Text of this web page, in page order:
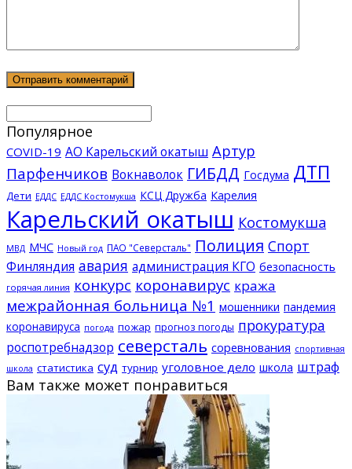
Популярное
COVID-19 АО Карельский окатыш Артур
Парфенчиков Вокнаволок ГИБДД Госдума ДТП
Дети ЕДДС ЕДДС Костомукша КСЦ Дружба Карелия
Карельский окатыш Костомукша
МВД МЧС Новый год ПАО "Северсталь" Полиция Спорт
Финляндия авария администрация КГО безопасность
горячая линия конкурс коронавирус кража
межрайонная больница №1 мошенники пандемия
коронавируса погода пожар прогноз погоды прокуратура
роспотребнадзор северсталь соревнования спортивная
школа статистика суд турнир уголовное дело школа штраф
Вам также может понравиться